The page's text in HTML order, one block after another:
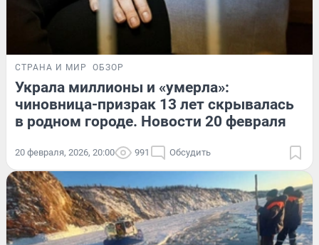
СТРАНА И МИР ОБЗОР
Украла миллионы и «умерла»:
чиновница-призрак 13 лет скрывалась
в родном городе. Новости 20 февраля
20 февраля, 2026, 20:00 991 Обсудить